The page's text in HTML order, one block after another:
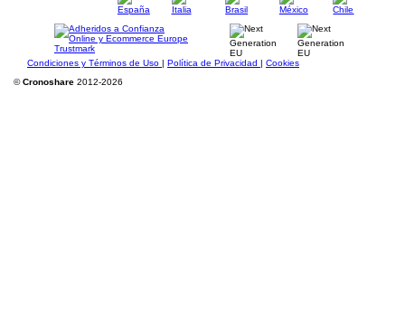
Condiciones y Términos de Uso | Política de Privacidad | Cookies
©Cronoshare 2012-2026